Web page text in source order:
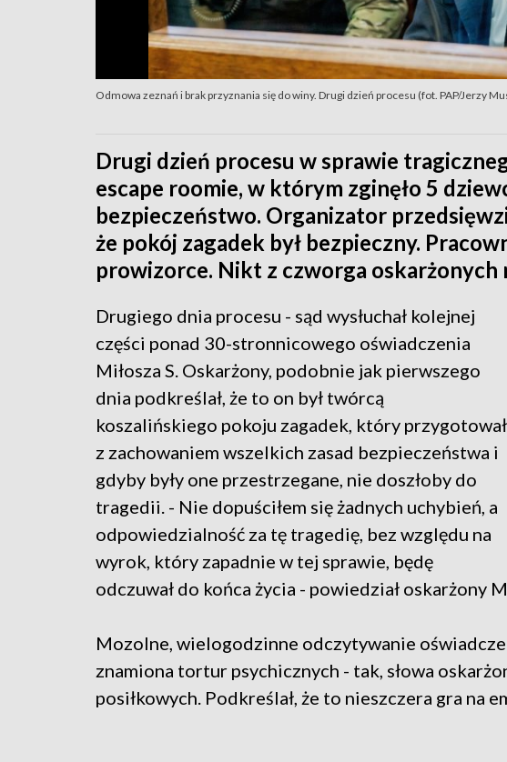
Odmowa zeznań i brak przyznania się do winy. Drugi dzień procesu (fot. PAP/Jerzy
Drugi dzień procesu w sprawie
escape roomie, w którym zginęło 5
bezpieczeństwo. Organizator
że pokój zagadek był bezpieczny.
prowizorce. Nikt z czworga oskarżonych
Drugiego dnia procesu - sąd wysłuchał kolejnej
części ponad 30-stronnicowego oświadczenia
Miłosza S. Oskarżony, podobnie jak pierwszego
dnia podkreślał, że to on był twórcą
koszalińskiego pokoju zagadek, który przygotował
z zachowaniem wszelkich zasad bezpieczeństwa i
gdyby były one przestrzegane, nie doszłoby do
tragedii. - Nie dopuściłem się żadnych uchybień, a
odpowiedzialność za tę tragedię, bez względu na
wyrok, który zapadnie w tej sprawie, będę
odczuwał do końca życia - powiedział oskarżony
Mozolne, wielogodzinne odczytywanie
znamiona tortur psychicznych - tak, słowa
posiłkowych. Podkreślał, że to nieszczera gra na